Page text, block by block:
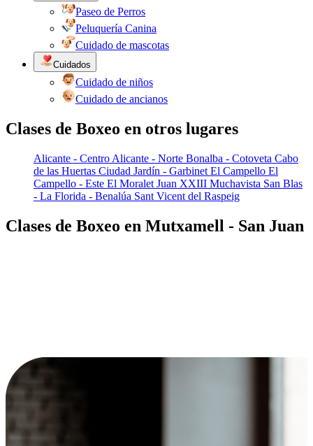
Paseo de Perros
Peluquería Canina
Cuidado de mascotas
Cuidados
Cuidado de niños
Cuidado de ancianos
Clases de Boxeo en otros lugares
Alicante - Centro Alicante - Norte Bonalba - Cotoveta Cabo
de las Huertas Ciudad Jardín - Garbinet El Campello El
Campello - Este El Moralet Juan XXIII Muchavista San Blas
- La Florida - Benalúa Sant Vicent del Raspeig
Clases de Boxeo en Mutxamell - San Juan